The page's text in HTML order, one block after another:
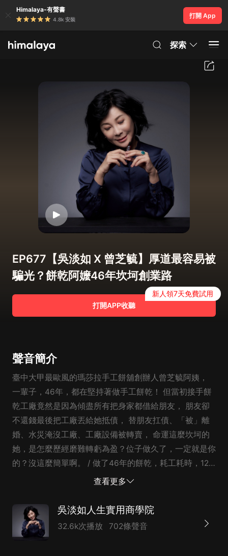
Himalaya-有聲書
4.8k 安裝
打開 App
探索
EP677【吳淡如 X 曾芝毓】厚道最容易被
騙光？餅乾阿嬤46年坎坷創業路
打開APP收聽
新人領7天免費試用
聲音簡介
臺中大甲最歐風的瑪莎拉手工餅舖創辦人曾芝毓阿姨，
一輩子，46年，都在堅持著做手工餅乾！ 但當初接手餅
乾工廠竟然是因為傾盡所有把身家都借給朋友， 朋友卻
不還錢最後把工廠丟給她抵債， 替朋友扛債、「被」離
婚、水災淹沒工廠、工廠設備被轉賣， 命運這麼坎坷的
她，是怎麼歷經磨難轉虧為盈？位子做久了，一定就是你
的？沒這麼簡單啊。 / 做了46年的餅乾，耗工耗時，12
道工序，純手工，成就一顆顆千層秒殺酥！ 阿姨說：我
姨特別給商學院粉絲46年來最大的優惠秒殺連結，請試
試！ https://marcella.tw/rKv86
查看更多
吳淡如人生實用商學院
32.6k次播放 702條聲音